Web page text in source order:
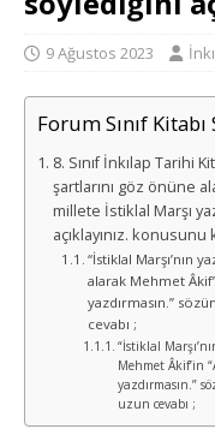
9 Ağustos 2023
Forum Sınıf
8. Sınıf İnkılap Tarihi
şartlarını göz önüne
millete İstiklal Marşı
açıklayınız. konusunu
“İstiklal Marşı’nın
alarak Mehmet
yazdırmasın.”
cevabı ;
“İstiklal
Mehmet Âkif’in
yazdırmasın.”
uzun cevabı ;